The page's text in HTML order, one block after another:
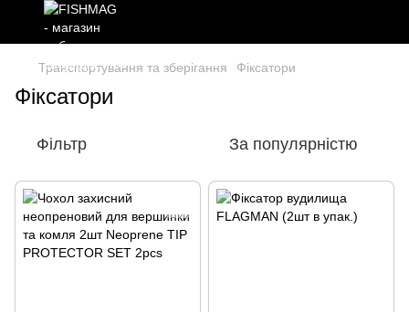
Транспортування та зберігання Фіксатори
Фіксатори
Фільтр За популярністю